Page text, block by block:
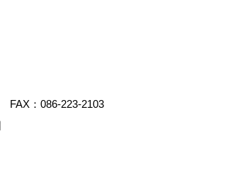
FAX：086-223-2103